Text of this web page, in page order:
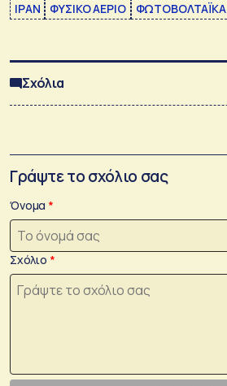
ΙΡΑΝ ΦΥΣΙΚΟ ΑΕΡΙΟ ΦΩΤΟΒΟΛΤΑΪΚΑ
Σχόλια
Γράψτε το σχόλιο σας
Όνομα
Σχόλιο